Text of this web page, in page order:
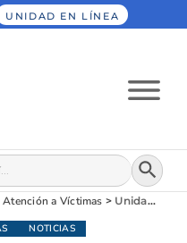
UNIDAD EN LÍNEA
Botón
Atención a Víctimas > Unidad para las Víctimas fortalece a Ministerio Público y entes territoriales sobre toma de declaración y respuesta ante emergencias
NOTICIAS